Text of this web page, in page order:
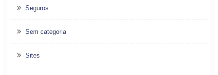
Seguros
Sem categoria
Sites